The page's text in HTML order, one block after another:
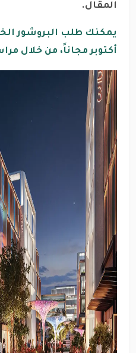
المقال.
يمكنك طلب البروشور
أكتوبر مجاناً، من خلال